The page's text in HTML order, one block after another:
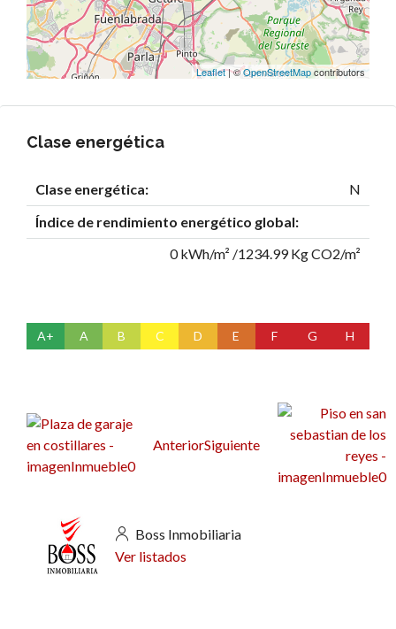
Leaflet| ©OpenStreetMapcontributors
Clase energética
Clase energética:
N
Índice de rendimiento energético global:
0 kWh/m² /1234.99 Kg CO2/m²
A+ A B C D E F G H
AnteriorSiguiente
Boss Inmobiliaria
Ver listados